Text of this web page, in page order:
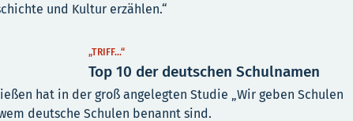
und Kultur erzählen.“
„TRIFF…“
Top 10 der deutschen Schulnamen
hat in der groß angelegten Studie „Wir geben Schulen
deutsche Schulen benannt sind.